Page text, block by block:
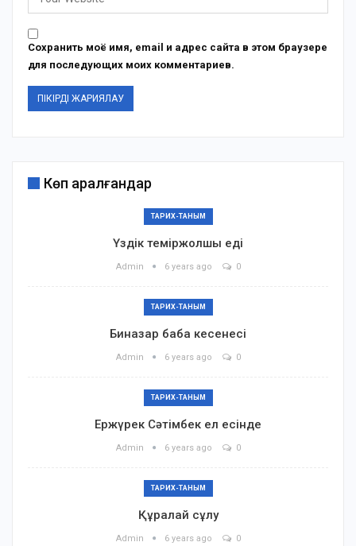
Сохранить моё имя, email и адрес сайта в этом браузере
для последующих моих комментариев.
Көп қаралғандар
ТАРИХ-ТАНЫМ
Үздік теміржолшы еді
Admin 6 years ago 0
ТАРИХ-ТАНЫМ
Биназар баба кесенесі
Admin 6 years ago 0
ТАРИХ-ТАНЫМ
Ержүрек Сәтімбек ел есінде
Admin 6 years ago 0
ТАРИХ-ТАНЫМ
Құралай сұлу
Admin 6 years ago 0